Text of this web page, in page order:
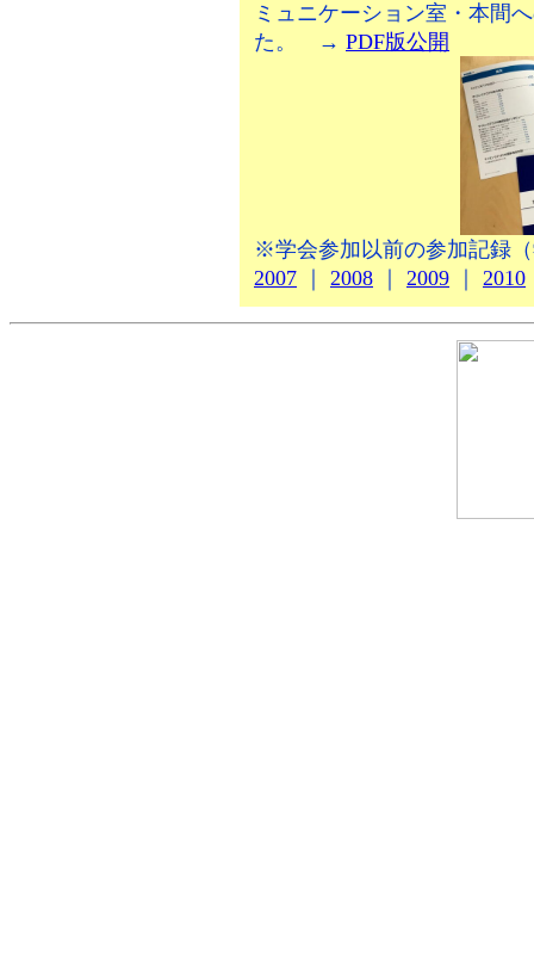
ミュニケーション室・本間
た。 → PDF版公開
※学会参加以前の参加記録
2007
2008 2009 2010